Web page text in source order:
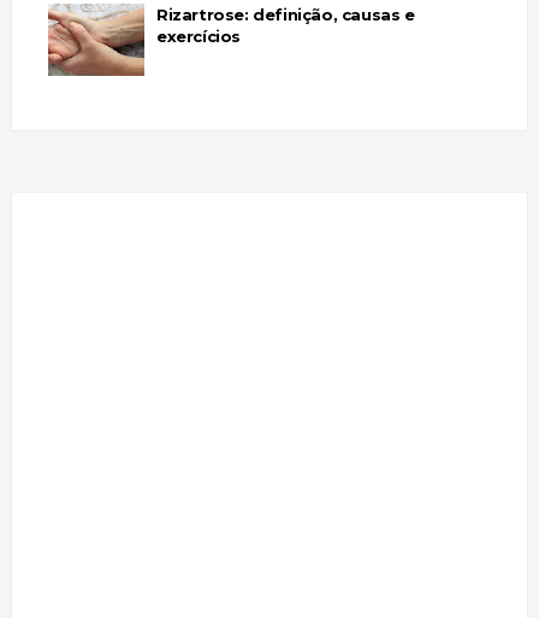
Rizartrose: definição, causas e
exercícios